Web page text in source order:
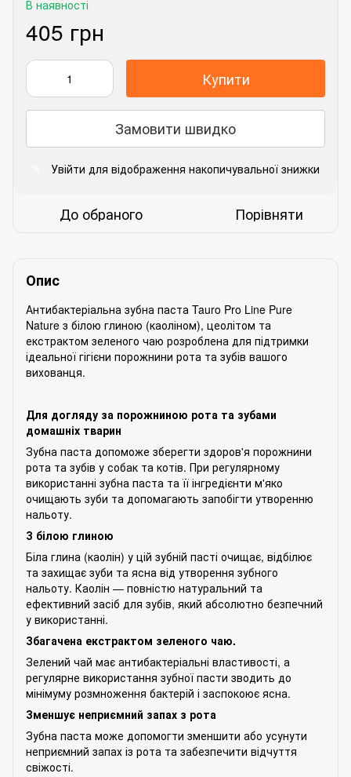
В наявності
405 грн
Купити
Замовити швидко
Увійти для відображення накопичувальної знижки
До обраного Порівняти
Опис
Антибактеріальна зубна паста Tauro Pro Line Pure
Nature з білою глиною (каоліном), цеолітом та
екстрактом зеленого чаю розроблена для підтримки
ідеальної гігієни порожнини рота та зубів вашого
вихованця.
Для догляду за порожниною рота та зубами
домашніх тварин
Зубна паста допоможе зберегти здоров'я порожнини
рота та зубів у собак та котів. При регулярному
використанні зубна паста та її інгредієнти м'яко
очищають зуби та допомагають запобігти утворенню
нальоту.
З білою глиною
Біла глина (каолін) у цій зубній пасті очищає, відбілює
та захищає зуби та ясна від утворення зубного
нальоту. Каолін — повністю натуральний та
ефективний засіб для зубів, який абсолютно безпечний
у використанні.
Збагачена екстрактом зеленого чаю.
Зелений чай має антибактеріальні властивості, а
регулярне використання зубної пасти зводить до
мінімуму розмноження бактерій і заспокоює ясна.
Зменшує неприємний запах з рота
Зубна паста може допомогти зменшити або усунути
неприємний запах із рота та забезпечити відчуття
свіжості.